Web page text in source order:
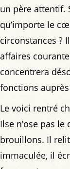
un père attentif.
qu’importe le
circonstances ?
affaires
concentrera
fonctions
Le voici rentré
Ilse n’ose pas
brouillons. Il
immaculée, il